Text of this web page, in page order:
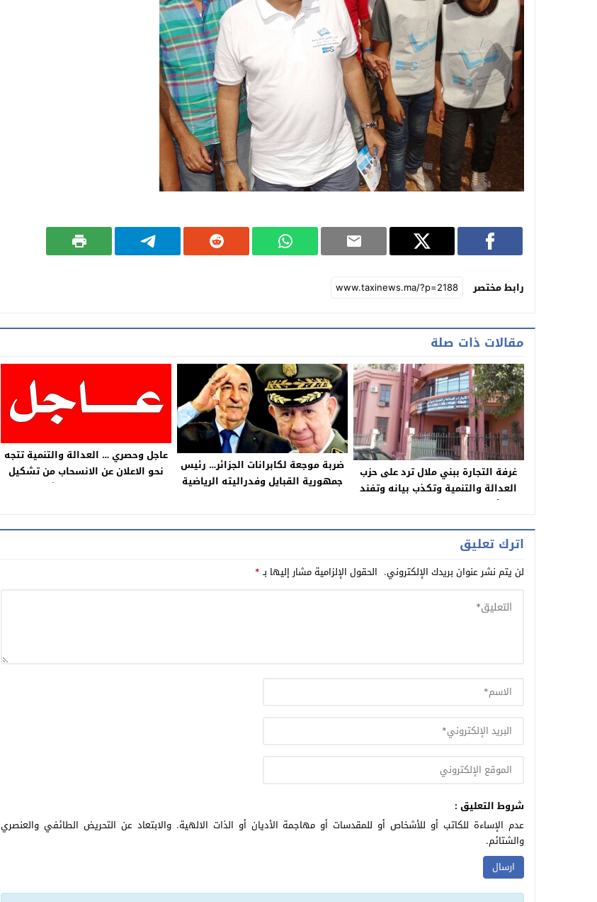
رابط مختصر
مقالات ذات صلة
غرفة التجارة ببني ملال ترد على حزب
العدالة والتنمية وتكذب بيانه وتفند
بالأرقام اتهامات حرمانه من قاعة
ضربة موجعة لكابرانات الجزائر… رئيس
جمهورية القبايل وفدراليته الرياضية
عاجل وحصري … العدالة والتنمية تتجه
نحو الاعلان عن الانسحاب من تشكيل
الحكومة وهاعلاش
اترك تعليق
لن يتم نشر عنوان بريدك الإلكتروني. الحقول الإلزامية مشار إليها بـ*
شروط التعليق :
عدم الإساءة للكاتب أو للأشخاص أو للمقدسات أو مهاجمة الأديان أو الذات الالهية. والابتعاد عن التحريض الطائفي والعنصري
والشتائم.